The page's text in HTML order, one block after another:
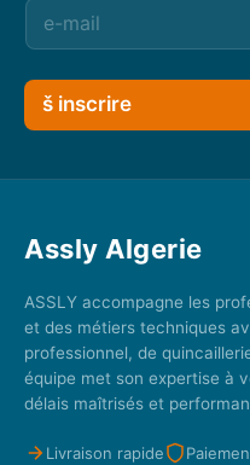
š inscrire
Assly Algerie
ASSLY accompagne les
et des métiers techniques
professionnel, de
équipe met son expertise à
délais maîtrisés et
Livraison rapide